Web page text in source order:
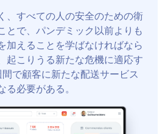
、すべての人の安全のための衛
とで、パンデミック以前よりも
加えることを学ばなければなら
起こりうる新たな危機に適応す
で顧客に新たな配送サービス
必要がある。